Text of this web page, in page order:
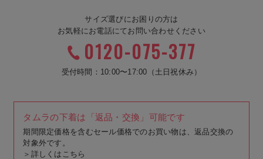
サイズ選びにお困りの方は
お気軽にお電話にてお問い合わせください
0120-075-377
受付時間：10:00〜17:00（土日祝休み）
タムラの下着は「返品・交換」可能です
期間限定価格を含むセール価格でのお買い物は、返品交換の
対象外です。
＞ 詳しくはこちら